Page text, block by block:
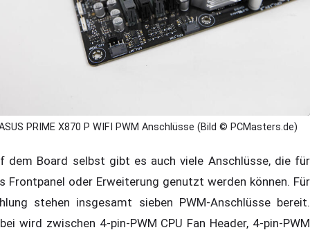
PRIME X870 P WIFI PWM Anschlüsse (Bild © PCMasters.de)
dem Board selbst gibt es auch viele Anschlüsse, die für
Frontpanel oder Erweiterung genutzt werden können. Für
stehen insgesamt sieben PWM-Anschlüsse bereit.
wird zwischen 4-pin-PWM CPU Fan Header, 4-pin-PWM